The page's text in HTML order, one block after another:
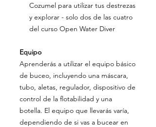
Cozumel para utilizar tus destrezas
y explorar - solo dos de las cuatro
del curso Open Water Diver
Equipo
Aprenderás a utilizar el equipo básico
de buceo, incluyendo una máscara,
tubo, aletas, regulador, dispositivo de
control de la flotabilidad y una
botella. El equipo que llevarás varía,
dependiendo de si vas a bucear en